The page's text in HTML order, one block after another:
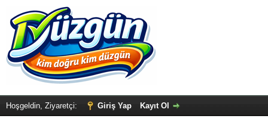
Hoşgeldin, Ziyaretçi: Giriş Yap Kayıt Ol